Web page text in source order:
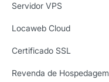
Servidor VPS
Locaweb Cloud
Certificado SSL
Revenda de Hospedagem